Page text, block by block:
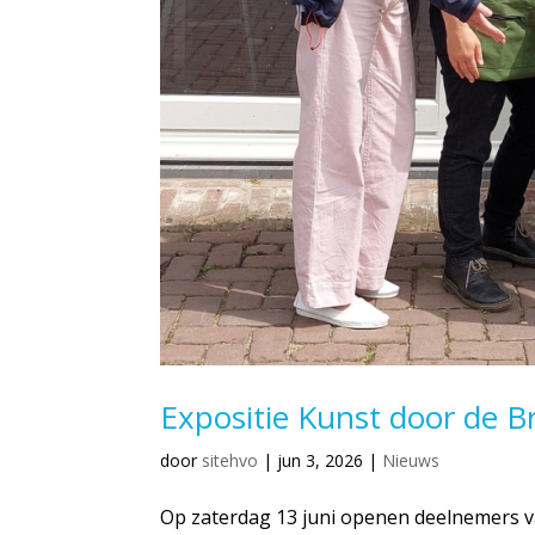
Expositie Kunst door de
door sitehvo | jun 3, 2026 | Nieuws
Op zaterdag 13 juni openen deelnemers